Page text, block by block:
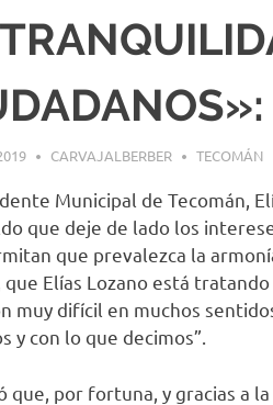
CARVAJALBERBER TECOMÁN
Municipal de Tecomán,
que deje de lado los
que prevalezca la
que Elías Lozano está
muy difícil en muchos
y con lo que decimos”.
que, por fortuna, y gracias a